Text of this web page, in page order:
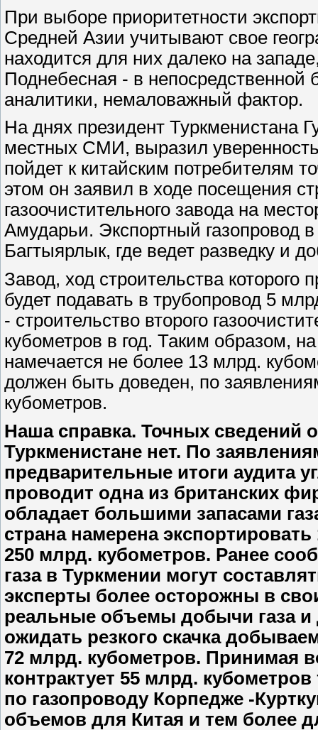
При выборе приоритетности
Средней Азии учитывают свое
находится для них далеко на
Поднебесная - в непосредственной
аналитики, немаловажный фактор.
На днях президент Туркменистана
местных СМИ, выразил
пойдет к китайским потребителям
этом он заявил в ходе посещения
газоочистительного завода на
Амударьи. Экспортный газопровод
Багтыярлык, где ведет разведку и
Завод, ход строительства которого
будет подавать в трубопровод 5
- строительство второго
кубометров в год. Таким образом,
намечается не более 13 млрд.
должен быть доведен, по
кубометров.
Наша справка. Точных сведений
Туркменистане нет. По
предварительные итоги аудита
проводит одна из британских
обладает большими запасами
страна намерена
250 млрд. кубометров. Ранее
газа в Туркмении могут
эксперты более осторожны в
реальные объемы добычи газа и
ожидать резкого скачка
72 млрд. кубометров. Принимая
контрактует 55 млрд.
по газопроводу Корпедже -
объемов для Китая и тем более